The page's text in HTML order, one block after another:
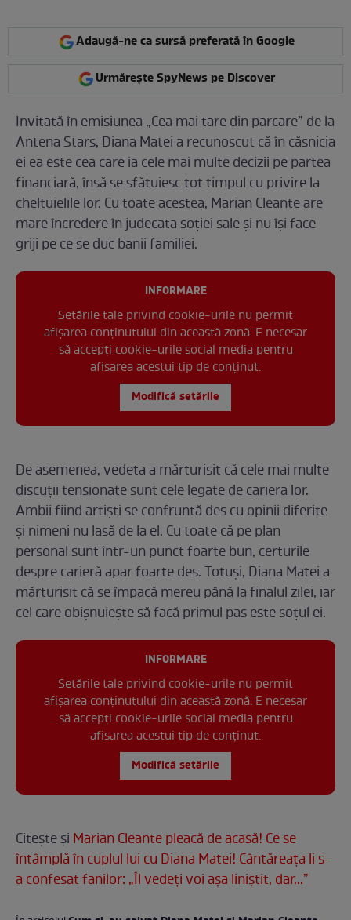
Adaugă-ne ca sursă preferată în Google
Urmărește SpyNews pe Discover
Invitată în emisiunea „Cea mai tare din parcare” de la
Antena Stars, Diana Matei a recunoscut că în căsnicia
ei ea este cea care ia cele mai multe decizii pe partea
financiară, însă se sfătuiesc tot timpul cu privire la
cheltuielile lor. Cu toate acestea, Marian Cleante are
mare încredere în judecata soției sale și nu își face
griji pe ce se duc banii familiei.
INFORMARE
Setările tale privind cookie-urile nu permit
afișarea conținutului din această zonă. E necesar
să accepți cookie-urile social media pentru
afisarea acestui tip de conținut.
Modifică setările
De asemenea, vedeta a mărturisit că cele mai multe
discuții tensionate sunt cele legate de cariera lor.
Ambii fiind artiști se confruntă des cu opinii diferite
și nimeni nu lasă de la el. Cu toate că pe plan
personal sunt într-un punct foarte bun, certurile
despre carieră apar foarte des. Totuși, Diana Matei a
mărturisit că se împacă mereu până la finalul zilei, iar
cel care obișnuiește să facă primul pas este soțul ei.
INFORMARE
Setările tale privind cookie-urile nu permit
afișarea conținutului din această zonă. E necesar
să accepți cookie-urile social media pentru
afisarea acestui tip de conținut.
Modifică setările
Citește și Marian Cleante pleacă de acasă! Ce se
întâmplă în cuplul lui cu Diana Matei! Cântăreața li s-
a confesat fanilor: „Îl vedeți voi așa liniștit, dar...”